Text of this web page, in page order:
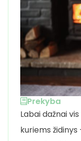
Prekyba
Labai dažnai
kuriems